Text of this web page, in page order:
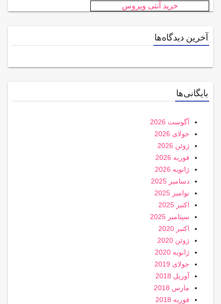
خرید آنتی ویروس
آخرین دیدگاه‌ها
بایگانی‌ها
آگوست 2026
جولای 2026
ژوئن 2026
فوریه 2026
ژانویه 2026
دسامبر 2025
نوامبر 2025
اکتبر 2025
سپتامبر 2025
اکتبر 2020
ژوئن 2020
ژانویه 2020
جولای 2019
آوریل 2018
مارس 2018
فوریه 2018